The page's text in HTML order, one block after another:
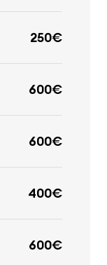
250€
600€
600€
400€
600€